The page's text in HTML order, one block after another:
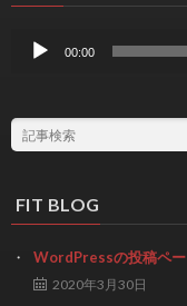
ー
00:00
FIT BLOG
WordPressの投稿ペー
2020年3月30日